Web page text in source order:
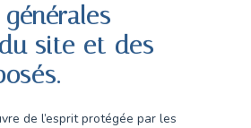
site et des
de l’esprit protégée par les